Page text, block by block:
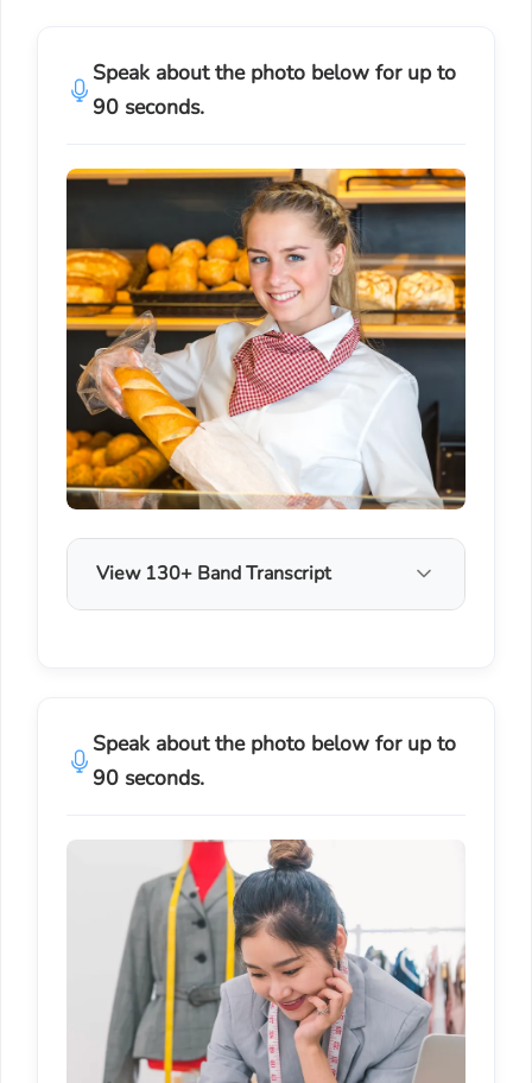
Speak about the photo below for up to
90 seconds.
View 130+ Band Transcript
Speak about the photo below for up to
90 seconds.